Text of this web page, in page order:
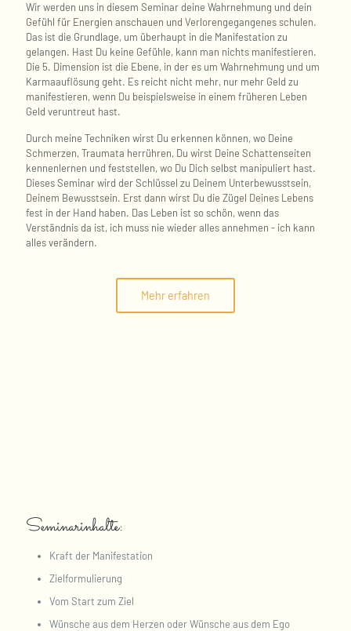
Wir werden uns in diesem Seminar deine Wahrnehmung und dein
Gefühl für Energien anschauen und Verlorengegangenes schulen.
Das ist die Grundlage, um überhaupt in die Manifestation zu
gelangen. Hast Du keine Gefühle, kann man nichts manifestieren.
Die 5. Dimension ist die Ebene, in der es um Wahrnehmung und um
Karmaauflösung geht. Es reicht nicht mehr, nur mehr Geld zu
manifestieren, wenn Du beispielsweise in einem früheren Leben
Geld veruntreut hast.
Durch meine Techniken wirst Du erkennen können, wo Deine
Schmerzen, Traumata herrühren, Du wirst Deine Schattenseiten
kennenlernen und feststellen, wo Du Dich selbst manipuliert hast.
Dieses Seminar wird der Schlüssel zu Deinem Unterbewusstsein,
Deinem Bewusstsein. Erst dann wirst Du die Zügel Deines Lebens
fest in der Hand haben. Das Leben ist so schön, wenn das
Verständnis da ist, ich muss nie wieder alles annehmen - ich kann
alles verändern.
Mehr erfahren
Seminarinhalte:
Kraft der Manifestation
Zielformulierung
Vom Start zum Ziel
Wünsche aus dem Herzen oder Wünsche aus dem Ego